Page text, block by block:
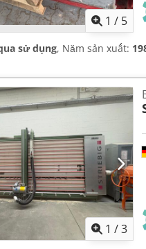
1 / 5
sử dụng, Năm sản xuất:
1 /3